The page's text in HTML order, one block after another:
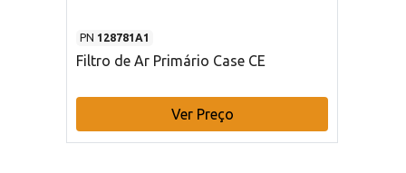
PN 128781A1
Filtro de Ar Primário Case CE
Ver Preço